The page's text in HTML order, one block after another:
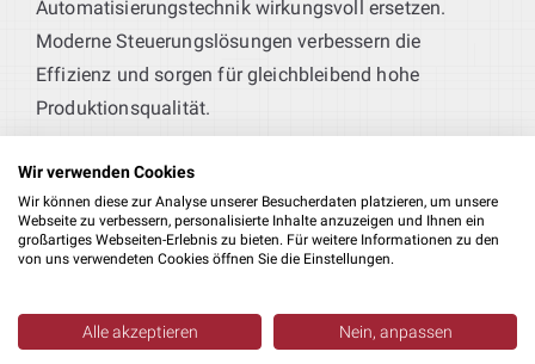
Automatisierungstechnik wirkungsvoll ersetzen.
Moderne Steuerungslösungen verbessern die
Effizienz und sorgen für gleichbleibend hohe
Produktionsqualität.
Effiziente Blechkonstruktionen
Ob schützende Gehäuse oder tragende Strukturen –
wir entwickeln passgenaue Blechteile, die exakt auf
Ihre Produktionsanforderungen zugeschnitten sind.
Produktionsmaschinen nach Maß:
Sie liefern das Produkt – wir die passende
Wir verwenden Cookies
Wir können diese zur Analyse unserer Besucherdaten platzieren, um unsere
Webseite zu verbessern, personalisierte Inhalte anzuzeigen und Ihnen ein
großartiges Webseiten-Erlebnis zu bieten. Für weitere Informationen zu den
von uns verwendeten Cookies öffnen Sie die Einstellungen.
Alle akzeptieren Nein, anpassen